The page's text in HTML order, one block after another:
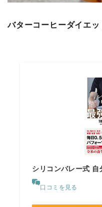
バターコーヒーダイエッ
シリコンバレー式
口コミを見る